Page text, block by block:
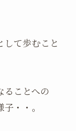
て歩むこと
ることへの
・・。